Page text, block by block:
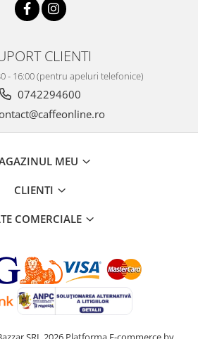
CLIENTI
- 16:00 (pentru apeluri telefonice)
0742294600
MEU
CLIENTI
COMERCIALE